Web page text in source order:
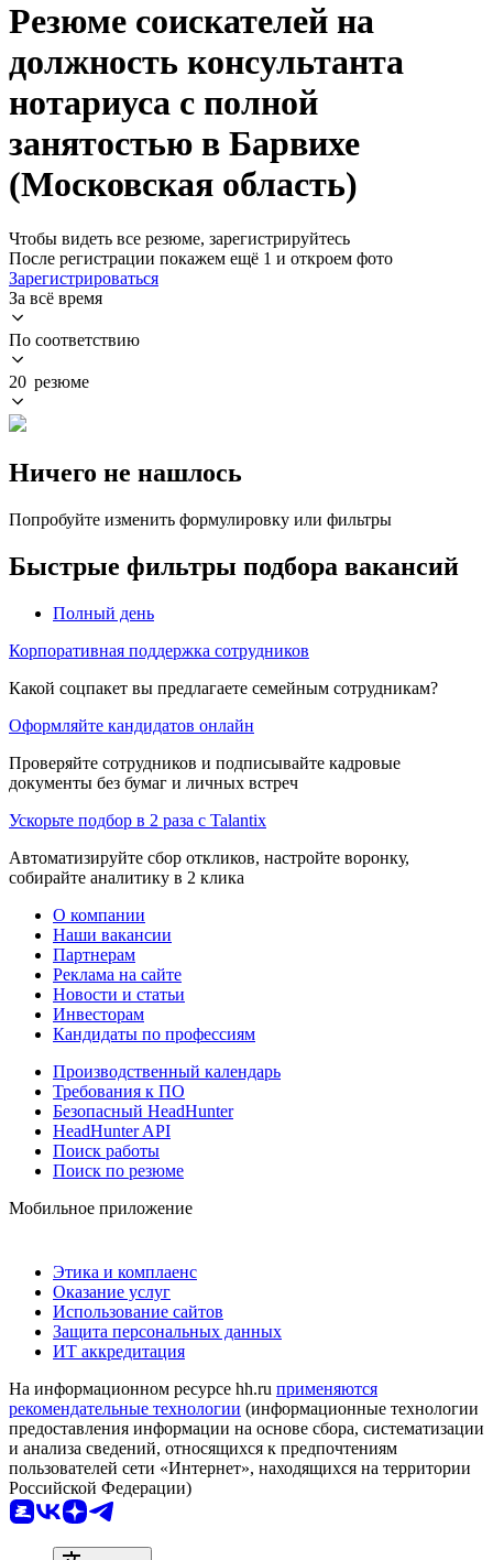
Резюме соискателей на
должность консультанта
нотариуса с полной
занятостью в Барвихе
(Московская область)
Чтобы видеть все резюме, зарегистрируйтесь
После регистрации покажем ещё 1 и откроем фото
Зарегистрироваться
За всё время
По соответствию
20 резюме
Ничего не нашлось
Попробуйте изменить формулировку или фильтры
Быстрые фильтры подбора вакансий
Полный день
Корпоративная поддержка сотрудников
Какой соцпакет вы предлагаете семейным сотрудникам?
Оформляйте кандидатов онлайн
Проверяйте сотрудников и подписывайте кадровые
документы без бумаг и личных встреч
Ускорьте подбор в 2 раза с Talantix
Автоматизируйте сбор откликов, настройте воронку,
собирайте аналитику в 2 клика
О компании
Наши вакансии
Партнерам
Реклама на сайте
Новости и статьи
Инвесторам
Кандидаты по профессиям
Производственный календарь
Требования к ПО
Безопасный HeadHunter
HeadHunter API
Поиск работы
Поиск по резюме
Мобильное приложение
Этика и комплаенс
Оказание услуг
Использование сайтов
Защита персональных данных
ИТ аккредитация
На информационном ресурсе hh.ru применяются
рекомендательные технологии (информационные технологии
предоставления информации на основе сбора, систематизации
и анализа сведений, относящихся к предпочтениям
пользователей сети «Интернет», находящихся на территории
Российской Федерации)